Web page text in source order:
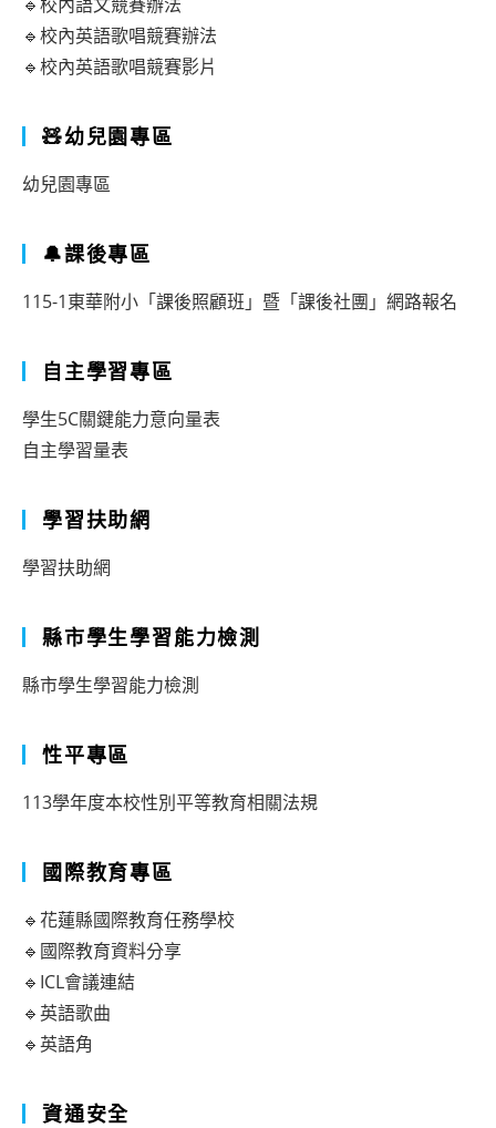
🔹校內英語歌唱競賽辦法
🔹校內英語歌唱競賽影片
🧸幼兒園專區
幼兒園專區
🔔課後專區
115-1東華附小「課後照顧班」暨「課後社團」網路報名
自主學習專區
學生5C關鍵能力意向量表
自主學習量表
學習扶助網
學習扶助網
縣市學生學習能力檢測
縣市學生學習能力檢測
性平專區
113學年度本校性別平等教育相關法規
國際教育專區
🔹花蓮縣國際教育任務學校
🔹國際教育資料分享
🔹ICL會議連結
🔹英語歌曲
🔹英語角
資通安全